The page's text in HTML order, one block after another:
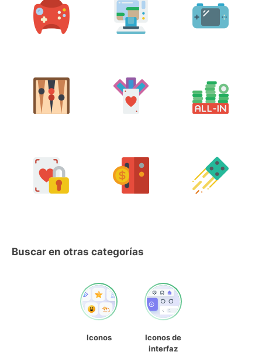
Buscar en otras categorías
Iconos
Iconos de
interfaz